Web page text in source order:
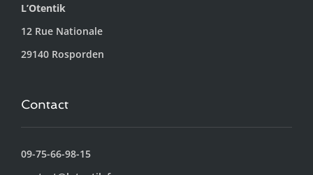
L’Otentik
12 Rue Nationale
29140 Rosporden
Contact
09-75-66-98-15